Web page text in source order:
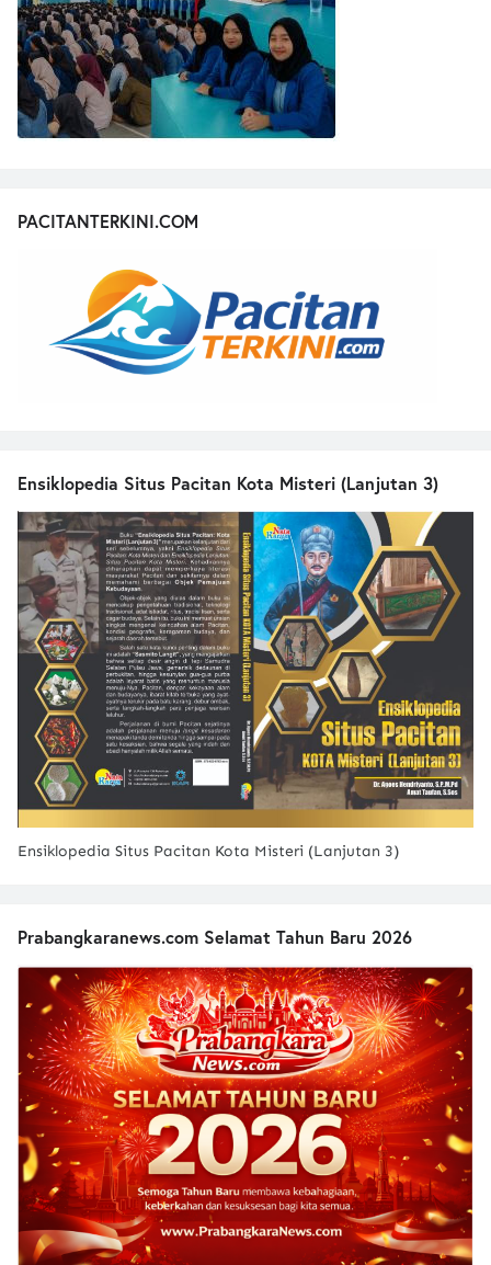
PACITANTERKINI.COM
Ensiklopedia Situs Pacitan Kota Misteri (Lanjutan 3)
Ensiklopedia Situs Pacitan Kota Misteri (Lanjutan 3)
Prabangkaranews.com Selamat Tahun Baru 2026